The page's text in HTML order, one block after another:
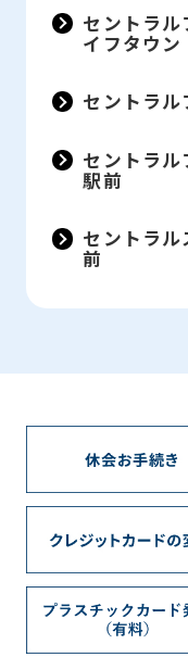
セントラル
イフタウン
セントラ
セントラ
駅前
セントラ
前